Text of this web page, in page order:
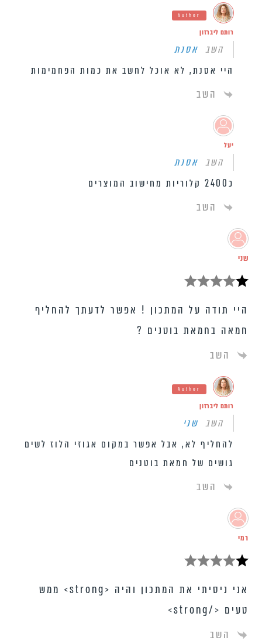
Author
רותם ליברזון
השב אסנת
היי אסנת, לא אוכל לחשב את כמות הפחמימות
השב
יעל
השב אסנת
כ2400 קלוריות מחישוב המוצרים
השב
שני
היי תודה על המתכון ! אפשר לדעתך להחליף
חמאה בחמאת בוטנים ?
השב
Author
רותם ליברזון
השב שני
להחליף לא, אבל אפשר במקום אגוזי הלוז לשים
גושים של חמאת בוטנים
השב
רמי
אני ניסיתי את המתכון והיה <strong> ממש
טעים </strong>
השב